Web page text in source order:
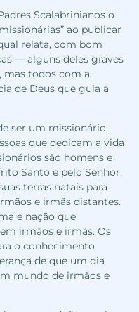
Scalabrinianos o
ao publicar
relata, com bom
— alguns deles graves
todos com a
de Deus que guia a
ser um missionário,
que dedicam a vida
são homens e
Santo e pelo Senhor,
terras natais para
e irmãs distantes.
e nação que
irmãos e irmãs. Os
o conhecimento
de que um dia
mundo de irmãos e